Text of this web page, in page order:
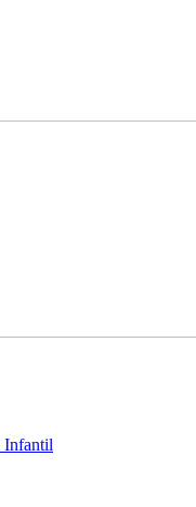
Infantil